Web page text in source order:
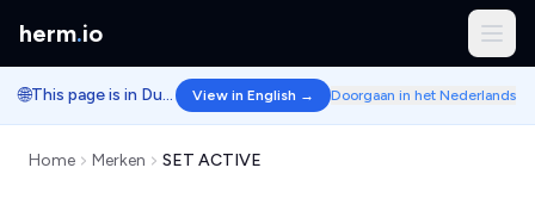
herm.io
🌐 This page is in Dutch. View in English → Doorgaan in het Nederlands
Home Merken SET ACTIVE